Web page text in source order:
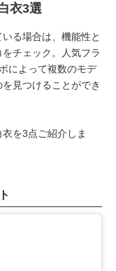
衣3選
る場合は、機能性と
チェック。人気フラ
によって複数のモデ
見つけることができ
を3点ご紹介しま